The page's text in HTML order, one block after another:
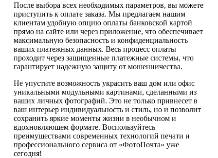
После выбора всех необходимых параметров, вы можете
приступить к оплате заказа. Мы предлагаем нашим
клиентам удобную опцию оплаты банковской картой
прямо на сайте или через приложение, что обеспечивает
максимальную безопасность и конфиденциальность
ваших платежных данных. Весь процесс оплаты
проходит через защищенные платежные системы, что
гарантирует надежную защиту от мошенничества.
Не упустите возможность украсить ваш дом или офис
уникальными модульными картинами, сделанными из
ваших личных фотографий. Это не только привнесет в
ваш интерьер индивидуальность и стиль, но и позволит
сохранить яркие моменты жизни в необычном и
вдохновляющем формате. Воспользуйтесь
преимуществами современных технологий печати и
профессионального сервиса от «ФотоПочта» уже
сегодня!